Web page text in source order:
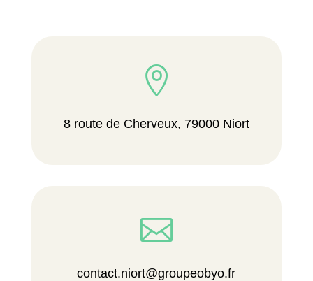

8 route de Cherveux, 79000 Niort

contact.niort@groupeobyo.fr